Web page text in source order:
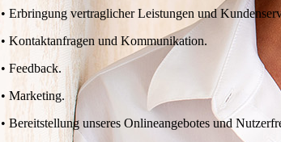
• Erbringung vertraglicher Leistungen und
• Kontaktanfragen und Kommunikation.
• Feedback.
• Marketing.
• Bereitstellung unseres Onlineangebotes und